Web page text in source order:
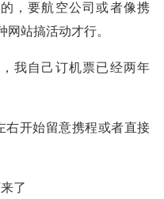
，要航空公司或者像携
站搞活动才行。
我自己订机票已经两年
右开始留意携程或者直接
了